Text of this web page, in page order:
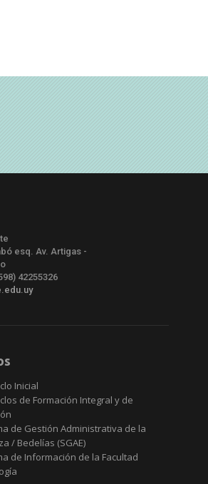
esq. Av. Artigas -
42255326
Inicial
de Formación Integral y de
de Gestión Administrativa de la
/ Bedelías (SGAE)
de Información de la Facultad